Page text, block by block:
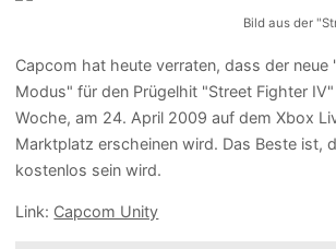
Bild aus der
Capcom hat heute verraten, dass der neue
Modus" für den Prügelhit "Street Fighter
Woche, am 24. April 2009 auf dem Xbox
Marktplatz erscheinen wird. Das Beste ist,
kostenlos sein wird.
Link: Capcom Unity